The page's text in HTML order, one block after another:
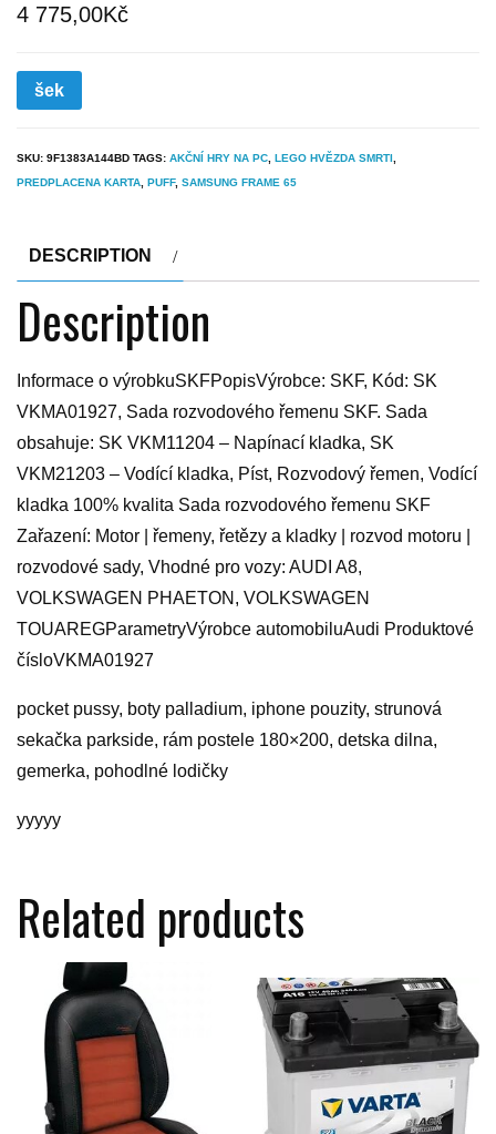
4 775,00Kč
šek
SKU: 9F1383A144BD TAGS: AKČNÍ HRY NA PC, LEGO HVĚZDA SMRTI ,
PREDPLACENA KARTA, PUFF, SAMSUNG FRAME 65
DESCRIPTION
Description
Informace o výrobkuSKFPopisVýrobce: SKF, Kód: SK
VKMA01927, Sada rozvodového řemenu SKF. Sada
obsahuje: SK VKM11204 – Napínací kladka, SK
VKM21203 – Vodící kladka, Píst, Rozvodový řemen, Vodící
kladka 100% kvalita Sada rozvodového řemenu SKF
Zařazení: Motor | řemeny, řetězy a kladky | rozvod motoru |
rozvodové sady, Vhodné pro vozy: AUDI A8,
VOLKSWAGEN PHAETON, VOLKSWAGEN
TOUAREGParametryVýrobce automobiluAudi Produktové
čísloVKMA01927
pocket pussy, boty palladium, iphone pouzity, strunová
sekačka parkside, rám postele 180×200, detska dilna,
gemerka, pohodlné lodičky
yyyyy
Related products